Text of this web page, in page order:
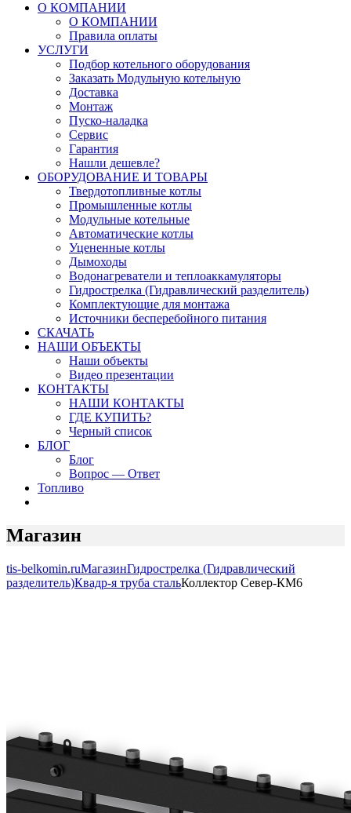
О КОМПАНИИ
О КОМПАНИИ
Правила оплаты
УСЛУГИ
Подбор котельного оборудования
Заказать Модульную котельную
Доставка
Монтаж
Пуско-наладка
Сервис
Гарантия
Нашли дешевле?
ОБОРУДОВАНИЕ И ТОВАРЫ
Твердотопливные котлы
Промышленные котлы
Модульные котельные
Автоматические котлы
Уцененные котлы
Дымоходы
Водонагреватели и теплоаккамуляторы
Гидрострелка (Гидравлический разделитель)
Комплектующие для монтажа
Источники бесперебойного питания
СКАЧАТЬ
НАШИ ОБЪЕКТЫ
Наши объекты
Видео презентации
КОНТАКТЫ
НАШИ КОНТАКТЫ
ГДЕ КУПИТЬ?
Черный список
БЛОГ
Блог
Вопрос — Ответ
Топливо
Магазин
tis-belkomin.ruМагазинГидрострелка (Гидравлический
разделитель)Квадр-я труба стальКоллектор Север-КМ6